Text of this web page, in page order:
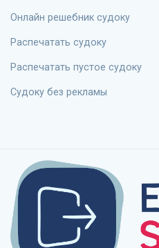
Онлайн решебник судоку
Распечатать судоку
Распечатать пустое судоку
Судоку без рекламы